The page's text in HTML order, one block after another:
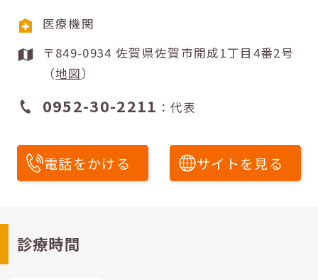
医療機関
〒849-0934 佐賀県佐賀市開成1丁目4番2号
（地図）
0952-30-2211 ：代表
電話をかける サイトを見る
診療時間